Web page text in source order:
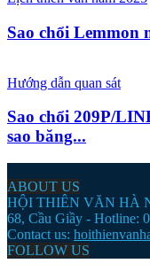
Sao chổi Lemmon
Hướng dẫn quan sát
Sao chổi 209P/
sao băng...
ABOUT US
HỘI THIÊN VĂN HÀ
68, Cầu Giầy - Hotline:
Contact us:
FOLLOW US